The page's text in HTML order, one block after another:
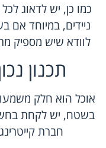
כמו כן, יש לדאוג
ניידים, במיוחד אם
לוודא שיש מספיק
תכנון
אוכל הוא חלק
בשטח, יש לקחת
חברת